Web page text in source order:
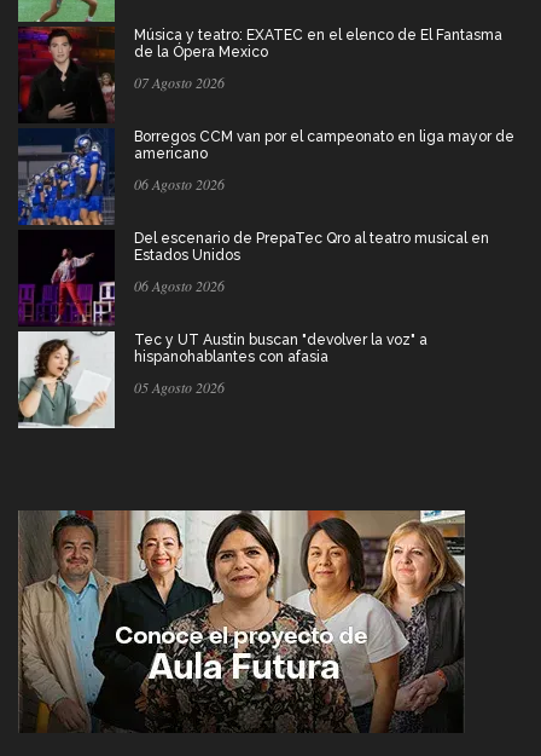
Música y teatro: EXATEC en el elenco de El Fantasma
de la Ópera Mexico
07 Agosto 2026
Borregos CCM van por el campeonato en liga mayor de
americano
06 Agosto 2026
Del escenario de PrepaTec Qro al teatro musical en
Estados Unidos
06 Agosto 2026
Tec y UT Austin buscan "devolver la voz" a
hispanohablantes con afasia
05 Agosto 2026